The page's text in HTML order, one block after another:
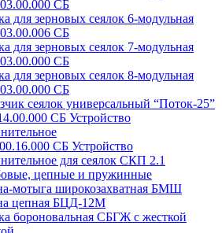
СБ
для зерновых сеялок 6-модульная
СБ
для зерновых сеялок 7-модульная
СБ
для зерновых сеялок 8-модульная
СБ
сеялок универсальный “Поток-25”
СБ Устройство
СБ Устройство
для сеялок СКП 2.1
цепные и пружинные
мотыга широкозахватная БМШ
цепная БЦД-12М
бороновальная СБГЖ с жесткой